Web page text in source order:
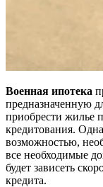
Военная ипотека
предназначенную
приобрести жилье
кредитования.
возможностью,
все необходимые
будет зависеть
кредита.